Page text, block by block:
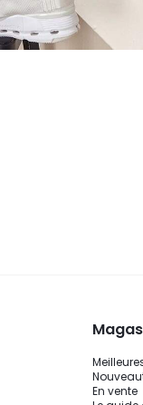
En vente